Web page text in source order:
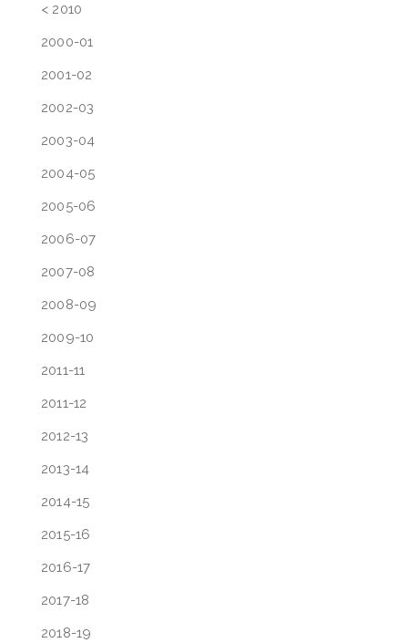
< 2010
2000-01
2001-02
2002-03
2003-04
2004-05
2005-06
2006-07
2007-08
2008-09
2009-10
2011-11
2011-12
2012-13
2013-14
2014-15
2015-16
2016-17
2017-18
2018-19